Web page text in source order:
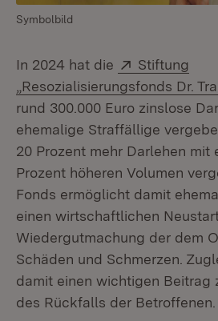
Symbolbild
In 2024 hat die Extern:
Stiftung
„Resozialisierungsfonds Dr.
rund 300.000 Euro zinslose
ehemalige Straffällige
20 Prozent mehr Darlehen mit
Prozent höheren Volumen
Fonds ermöglicht damit
einen wirtschaftlichen
Wiedergutmachung der dem
Schäden und Schmerzen.
damit einen wichtigen Beitrag
des Rückfalls der Betroffenen.